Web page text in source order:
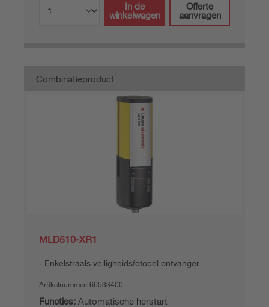
In de
winkelwagen
Offerte
aanvragen
Combinatieproduct
MLD510-XR1
Enkelstraals veiligheidsfotocel ontvanger
Artikelnummer: 66533400
Functies: Automatische herstart